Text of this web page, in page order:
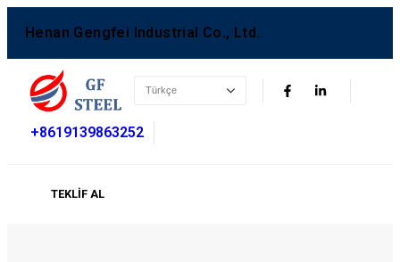
Henan Gengfei Industrial Co., Ltd.
+8619139863252
TEKLIF AL